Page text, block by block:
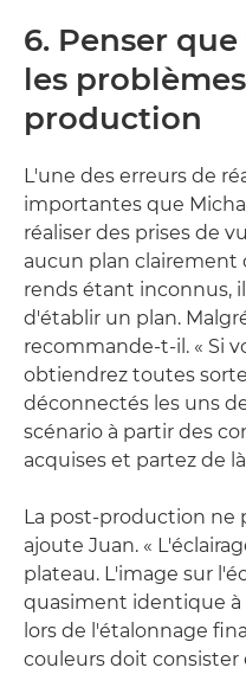
6. Penser
les
production
L'une des erreurs de
importantes que
réaliser des prises de
aucun plan clairement
rends étant inconnus,
d'établir un plan.
recommande-t-il. « Si
obtiendrez toutes
déconnectés les uns
scénario à partir des
acquises et partez de
La post-production ne
ajoute Juan. «
plateau. L'image sur
quasiment identique à
lors de l'étalonnage
couleurs doit